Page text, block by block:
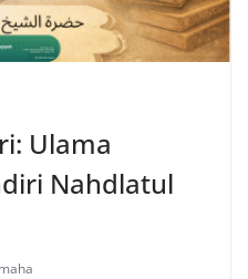
Ulama
Nahdlatul